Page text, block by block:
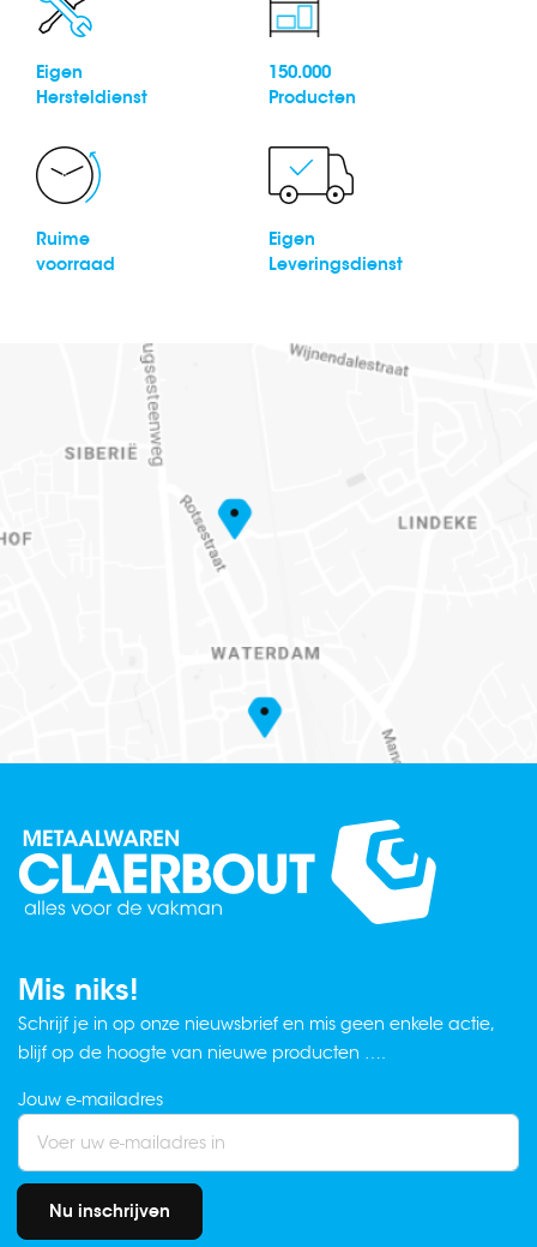
Eigen
Hersteldienst
150.000
Producten
Ruime
voorraad
Eigen
Leveringsdienst
Mis niks!
Schrijf je in op onze nieuwsbrief en mis geen enkele actie,
blijf op de hoogte van nieuwe producten ….
Jouw e-mailadres
Nu inschrijven